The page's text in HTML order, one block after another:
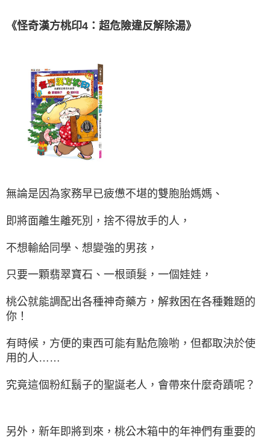
《怪奇漢方桃印4：超危險違反解除湯》
無論是因為家務早已疲憊不堪的雙胞胎媽媽、
即將面離生離死別，捨不得放手的人，
不想輸給同學、想變強的男孩，
只要一顆翡翠寶石、一根頭髮，一個娃娃，
桃公就能調配出各種神奇藥方，解救困在各種難題的
你！
有時候，方便的東西可能有點危險喲，但都取決於使
用的人……
究竟這個粉紅鬍子的聖誕老人，會帶來什麼奇蹟呢？
另外，新年即將到來，桃公木箱中的年神們有重要的